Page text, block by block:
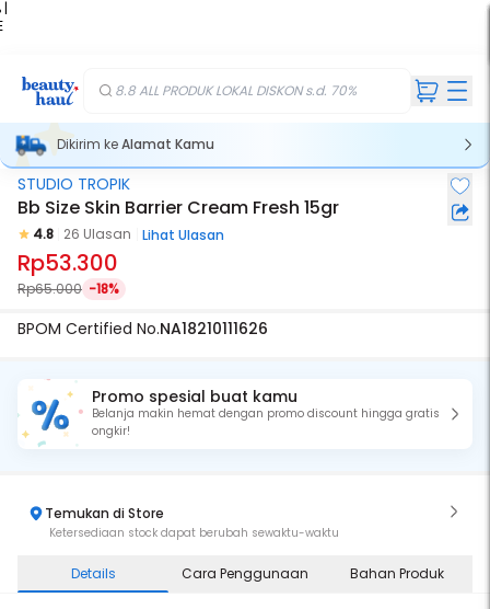
|
8.8 ALL PRODUK LOKAL DISKON s.d. 70%
Dikirim keAlamat Kamu
STUDIO TROPIK
Bb Size Skin Barrier Cream Fresh 15gr
4.8 26 Ulasan Lihat Ulasan
Rp53.300
Rp65.000 -18%
BPOM Certified No.NA18210111626
Promo spesial buat kamu
Belanja makin hemat dengan promo discount hingga gratis
ongkir!
Temukan di Store
Ketersediaan stock dapat berubah sewaktu-waktu
Details Cara Penggunaan Bahan Produk